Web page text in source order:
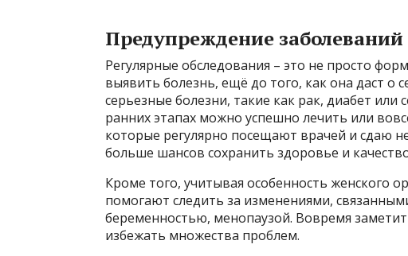
Предупреждение
Регулярные обследования – это не просто
выявить болезнь, ещё до того, как она даст о
серьезные болезни, такие как рак, диабет или
ранних этапах можно успешно лечить или
которые регулярно посещают врачей и сдаю
больше шансов сохранить здоровье и
Кроме того, учитывая особенность женского
помогают следить за изменениями,
беременностью, менопаузой. Вовремя
избежать множества проблем.